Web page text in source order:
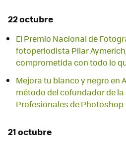
22 octubre
El Premio Nacional de
fotoperiodista Pilar
comprometida con todo lo
Mejora tu blanco y negro en
método del cofundador de
Profesionales de Photoshop
21 octubre